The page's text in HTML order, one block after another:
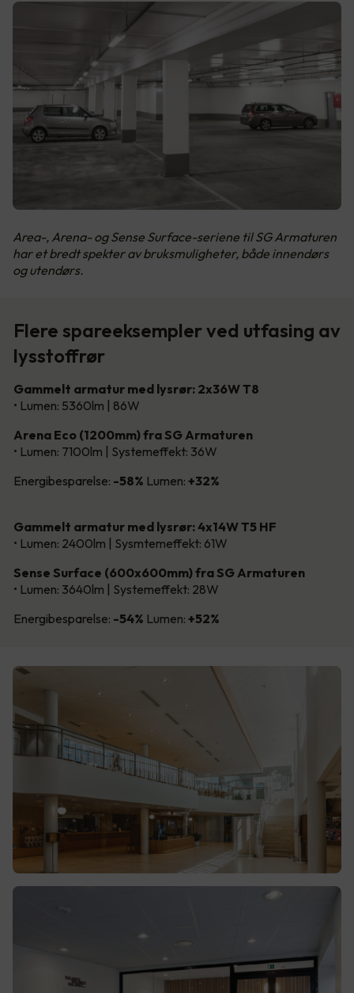
Area-, Arena- og Sense Surface-seriene til SG Armaturen
har et bredt spekter av bruksmuligheter, både innendørs
og utendørs.
Flere spareeksempler ved utfasing av
lysstoffrør
Gammelt armatur med lysrør: 2x36W T8
• Lumen: 5360lm | 86W
Arena Eco (1200mm) fra SG Armaturen
• Lumen: 7100lm | Systemeffekt: 36W
Energibesparelse: -58% Lumen: +32%
Gammelt armatur med lysrør: 4x14W T5 HF
• Lumen: 2400lm | Sysmtemeffekt: 61W
Sense Surface (600x600mm) fra SG Armaturen
• Lumen: 3640lm | Systemeffekt: 28W
Energibesparelse: -54% Lumen: +52%